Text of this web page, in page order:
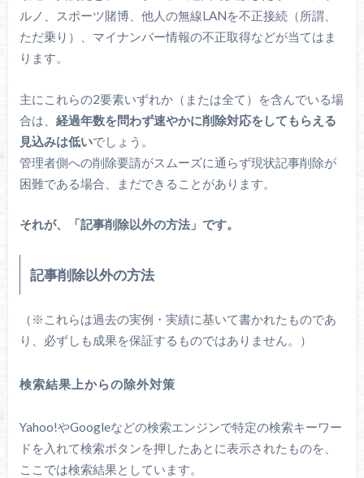
ルノ、スポーツ賭博、他人の無線LANを不正接続（所謂、
ただ乗り）、マイナンバー情報の不正取得などが当てはま
ります。
主にこれらの2要素いずれか（または全て）を含んでいる場
合は、 経過年数を問わず速やかに削除対応をしてもらえる
見込みは低いでしょう。
管理者側への削除要請がスムーズに通らず現状記事削除が
困難である場合、まだできることがあります。
それが、「記事削除以外の方法」です。
記事削除以外の方法
（※これらは過去の実例・実績に基いて書かれたものであ
り、必ずしも成果を保証するものではありません。）
検索結果上からの除外対策
Yahoo!やGoogleなどの検索エンジンで特定の検索キーワー
ドを入れて検索ボタンを押したあとに表示されたものを、
ここでは検索結果としています。